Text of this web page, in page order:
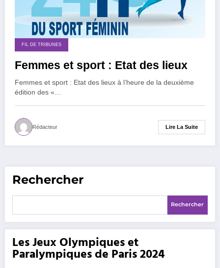
FIL DE TRIBUNES
Femmes et sport : Etat des lieux
Femmes et sport : Etat des lieux à l’heure de la deuxième
édition des «…
Rédacteur Lire La Suite
Rechercher
Rechercher
Les Jeux Olympiques et
Paralympiques de Paris 2024